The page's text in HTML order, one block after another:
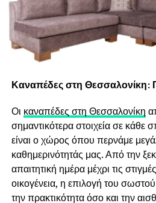
Καναπέδες στη Θεσσαλονίκη:
Οι καναπέδες στη Θεσσαλονίκη
σημαντικότερα στοιχεία σε κάθε
είναι ο χώρος όπου περνάμε
καθημερινότητάς μας. Από την
απαιτητική ημέρα μέχρι τις
οικογένεια, η επιλογή του
την πρακτικότητα όσο και την